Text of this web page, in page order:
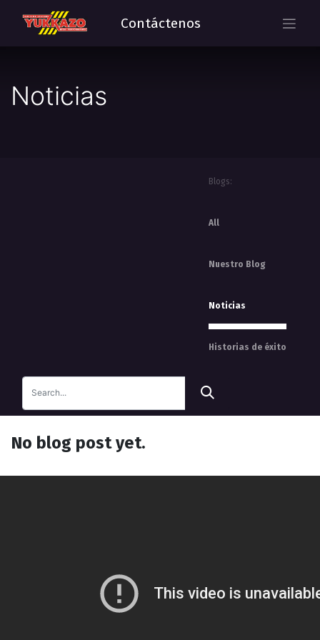
Contáctenos
Noticias
Blogs:
All
Nuestro Blog
Noticias
Historias de éxito
No blog post yet.